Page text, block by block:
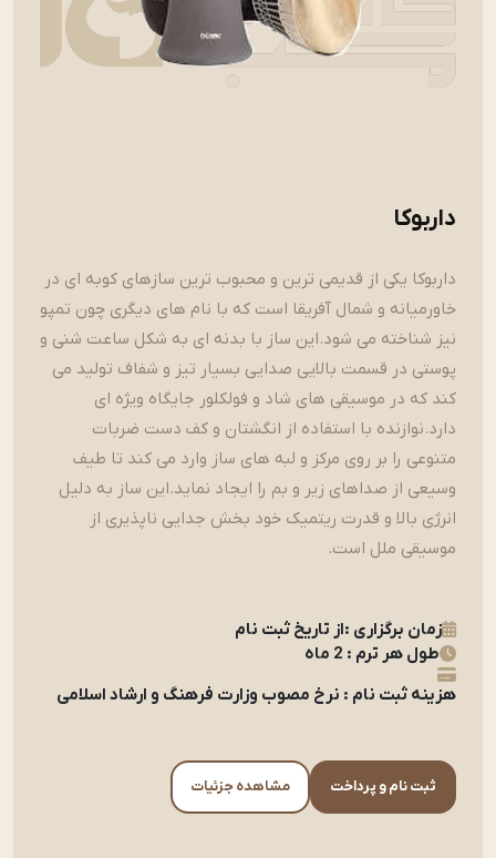
داربوکا
داربوکا یکی از قدیمی ترین و محبوب ترین سازهای کوبه ای در
خاورمیانه و شمال آفریقا است که با نام های دیگری چون تمپو
نیز شناخته می شود.این ساز با بدنه ای به شکل ساعت شنی و
پوستی در قسمت بالایی صدایی بسیار تیز و شفاف تولید می
کند که در موسیقی های شاد و فولکلور جایگاه ویژه ای
دارد.نوازنده با استفاده از انگشتان و کف دست ضربات
متنوعی را بر روی مرکز و لبه های ساز وارد می کند تا طیف
وسیعی از صداهای زیر و بم را ایجاد نماید.این ساز به دلیل
انرژی بالا و قدرت ریتمیک خود بخش جدایی ناپذیری از
موسیقی ملل است.
زمان برگزاری :از تاریخ ثبت نام
طول هر ترم : 2 ماه
هزینه ثبت نام : نرخ مصوب وزارت فرهنگ و ارشاد اسلامی
ثبت نام و پرداخت مشاهده جزئیات